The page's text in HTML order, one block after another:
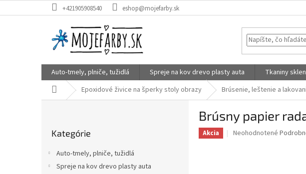
na
+421905908540 eshop@mojefarby.sk
Auto-tmely, plniče, tužidlá Spreje na kov drevo plasty auta Tkaniny
DomovEpoxidové živice na šperky stoly obrazy Brúsenie, leštenie a
kategórie
Kategórie
Auto-tmely, plniče, tužidlá
Spreje na kov drevo plasty auta
Brúsny papier
Akcia
Priemerné
Neohodnotené